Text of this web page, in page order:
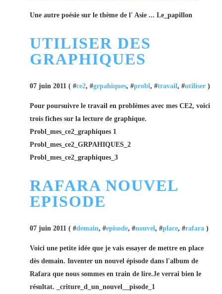
Une autre poésie sur le thème de l' Asie ... Le_papillon
UTILISER DES
GRAPHIQUES
07 juin 2011 ( #ce2, #grpahiques, #probl, #travail, #utiliser )
Pour poursuivre le travail en problèmes avec mes CE2, voici
trois fiches sur la lecture de graphique.
Probl_mes_ce2_graphiques 1
Probl_mes_ce2_GRPAHIQUES_2
Probl_mes_ce2_graphiques_3
RAFARA NOUVEL
EPISODE
07 juin 2011 ( #demain, #episode, #nouvel, #place, #rafara )
Voici une petite idée que je vais essayer de mettre en place
dès demain. Inventer un nouvel épisode dans l'album de
Rafara que nous sommes en train de lire.Je verrai bien le
résultat. _criture_d_un_nouvel__pisode_1